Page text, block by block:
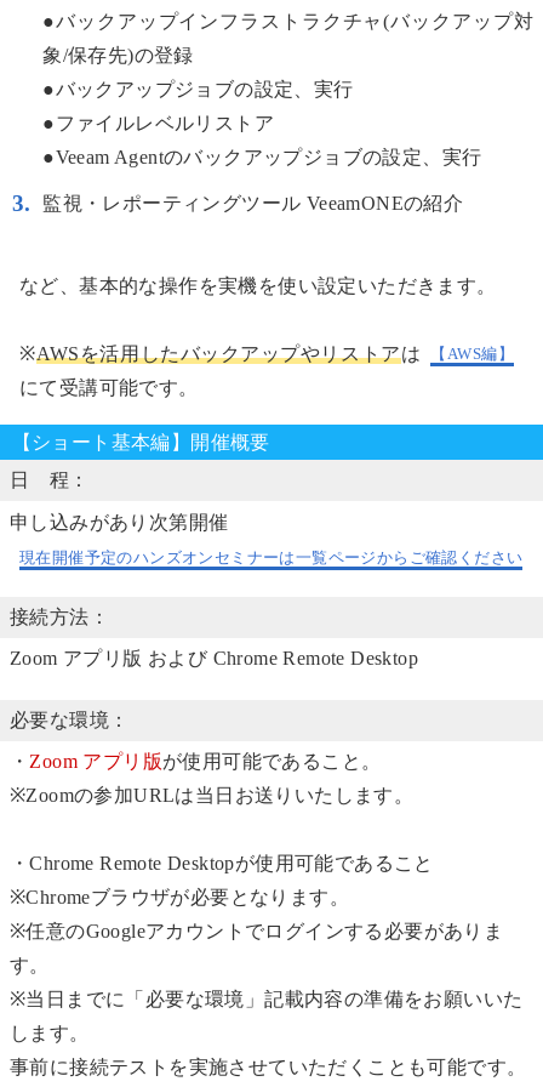
●バックアップインフラストラクチャ(バックアップ対
象/保存先)の登録
●バックアップジョブの設定、実行
●ファイルレベルリストア
●Veeam Agentのバックアップジョブの設定、実行
監視・レポーティングツール VeeamONEの紹介
など、基本的な操作を実機を使い設定いただきます。
※AWSを活用したバックアップやリストアは 【AWS編】
にて受講可能です。
【ショート基本編】開催概要
日 程：
申し込みがあり次第開催
現在開催予定のハンズオンセミナーは一覧ページからご確認ください
接続方法：
Zoom アプリ版 および Chrome Remote Desktop
必要な環境：
・ Zoom アプリ版が使用可能であること。
※Zoomの参加URLは当日お送りいたします。
・Chrome Remote Desktopが使用可能であること
※Chromeブラウザが必要となります。
※任意のGoogleアカウントでログインする必要がありま
す。
※当日までに「必要な環境」記載内容の準備をお願いいた
します。
事前に接続テストを実施させていただくことも可能です。